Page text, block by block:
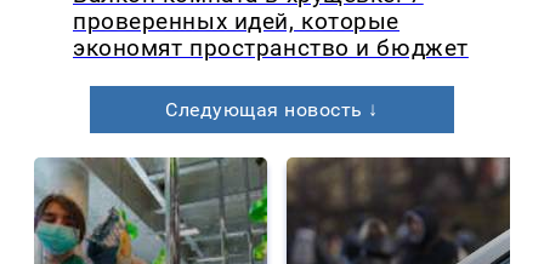
проверенных идей, которые
экономят пространство и бюджет
Следующая новость ↓